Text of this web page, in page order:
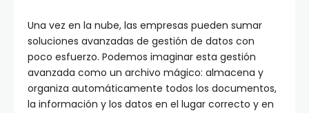
Una vez en la nube, las empresas pueden sumar
soluciones avanzadas de gestión de datos con
poco esfuerzo. Podemos imaginar esta gestión
avanzada como un archivo mágico: almacena y
organiza automáticamente todos los documentos,
la información y los datos en el lugar correcto y en